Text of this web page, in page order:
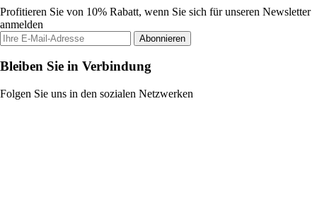
Profitieren Sie von 10% Rabatt, wenn Sie sich für unseren Newsletter
anmelden
Abonnieren
Bleiben Sie in Verbindung
Folgen Sie uns in den sozialen Netzwerken